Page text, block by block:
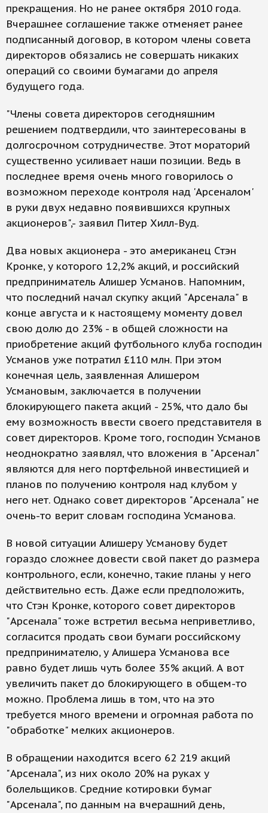
прекращения. Но не ранее октября 2010 года.
Вчерашнее соглашение также отменяет ранее
подписанный договор, в котором члены совета
директоров обязались не совершать никаких
операций со своими бумагами до апреля
будущего года.
"Члены совета директоров сегодняшним
решением подтвердили, что заинтересованы в
долгосрочном сотрудничестве. Этот мораторий
существенно усиливает наши позиции. Ведь в
последнее время очень много говорилось о
возможном переходе контроля над 'Арсеналом'
в руки двух недавно появившихся крупных
акционеров",- заявил Питер Хилл-Вуд.
Два новых акционера - это американец Стэн
Кронке, у которого 12,2% акций, и российский
предприниматель Алишер Усманов. Напомним,
что последний начал скупку акций "Арсенала" в
конце августа и к настоящему моменту довел
свою долю до 23% - в общей сложности на
приобретение акций футбольного клуба господин
Усманов уже потратил £110 млн. При этом
конечная цель, заявленная Алишером
Усмановым, заключается в получении
блокирующего пакета акций - 25%, что дало бы
ему возможность ввести своего представителя в
совет директоров. Кроме того, господин Усманов
неоднократно заявлял, что вложения в "Арсенал"
являются для него портфельной инвестицией и
планов по получению контроля над клубом у
него нет. Однако совет директоров "Арсенала" не
очень-то верит словам господина Усманова.
В новой ситуации Алишеру Усманову будет
гораздо сложнее довести свой пакет до размера
контрольного, если, конечно, такие планы у него
действительно есть. Даже если предположить,
что Стэн Кронке, которого совет директоров
"Арсенала" тоже встретил весьма неприветливо,
согласится продать свои бумаги российскому
предпринимателю, у Алишера Усманова все
равно будет лишь чуть более 35% акций. А вот
увеличить пакет до блокирующего в общем-то
можно. Проблема лишь в том, что на это
требуется много времени и огромная работа по
"обработке" мелких акционеров.
В обращении находится всего 62 219 акций
"Арсенала", из них около 20% на руках у
болельщиков. Средние котировки бумаг
"Арсенала", по данным на вчерашний день,